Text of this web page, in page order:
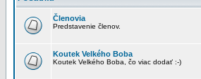
Členovia
Predstavenie členov.
Koutek Velkého Boba
Koutek Velkého Boba, čo viac dodať :-)